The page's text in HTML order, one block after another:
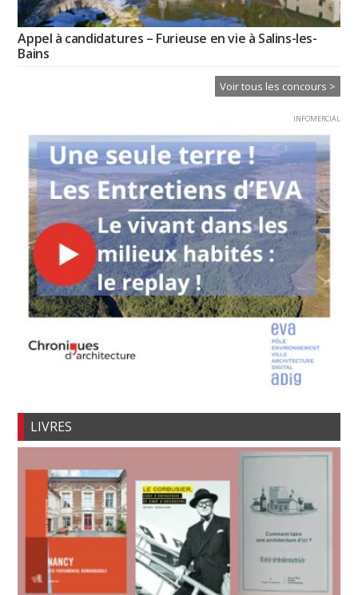
Appel à candidatures – Furieuse en vie à Salins-les-
Bains
Voir tous les concours >
INFOMERCIAL
LIVRES